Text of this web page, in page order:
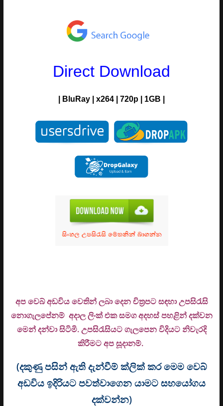
Direct Download
| BluRay | x264 | 720p | 1GB |
අප වෙබ් අඩවිය වෙතින් ලබා දෙන චිත්‍රපට සඳහා උපසිරැසි
නොගැලපේනම් අදාල ලිංක් එක සමග අදහස් පහළින් දක්වන
මෙන් දන්වා සිටිමි. උපසිරැසියට ගැලපෙන විදියට නිවැරදි
කිරීමට අප සූදානම්.
(දකුණු පසින් ඇති දැන්වීම් ක්ලික් කර මෙම වෙබ්
අඩවිය ඉදිරියට පවත්වාගෙන යාමට සහයෝගය
දක්වන්න)